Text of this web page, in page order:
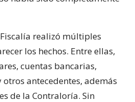
realizó múltiples
los hechos. Entre ellas,
cuentas bancarias,
antecedentes, además
de la Contraloría. Sin